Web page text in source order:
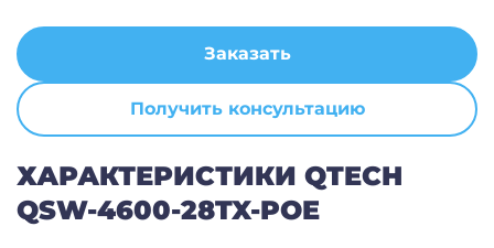
Заказать
Получить консультацию
ХАРАКТЕРИСТИКИ QTECH
QSW-4600-28TX-POE